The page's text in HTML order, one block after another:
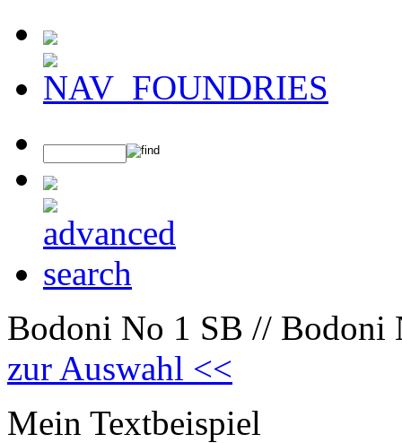
Bodoni No 1 SB //
zur Auswahl <<
Mein Textbeispiel